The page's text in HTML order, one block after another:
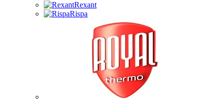
Rexant
Rispa